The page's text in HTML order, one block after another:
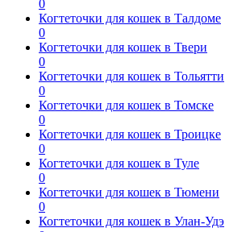
0
Когтеточки для кошек в Талдоме
0
Когтеточки для кошек в Твери
0
Когтеточки для кошек в Тольятти
0
Когтеточки для кошек в Томске
0
Когтеточки для кошек в Троицке
0
Когтеточки для кошек в Туле
0
Когтеточки для кошек в Тюмени
0
Когтеточки для кошек в Улан-Удэ